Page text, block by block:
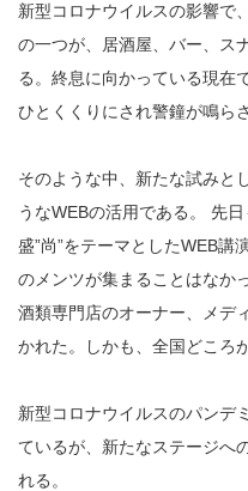
新型コロナウイルスの影響で
の一つが、居酒屋、バー、ス
る。終息に向かっている現在
ひとくくりにされ警鐘が鳴ら
そのような中、新たな試みと
うなWEBの活用である。 先
盛”尚”をテーマとしたWEB講
のメンツが集まることはなか
酒類専門店のオーナー、メデ
かれた。しかも、全国どころ
新型コロナウイルスのパンデ
ているが、新たなステージへ
れる。